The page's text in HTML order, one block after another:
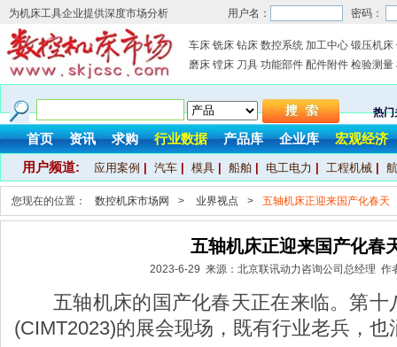
为机床工具企业提供深度市场分析 用户名： 密码：
车床 铣床 钻床 数控系统 加工中心 锻压机床
磨床 镗床 刀具 功能部件 配件附件 检验测量
热门
首页 资讯 求购 行业数据 产品库 企业库 宏观经济
用户频道: 应用案例 汽车 模具 船舶 电工电力 工程机械
您现在的位置： 数控机床市场网 > 业界视点 > 五轴机床正迎来国产化春天
五轴机床正迎来国产化春
2023-6-29 来源：北京联讯动力咨询公司总经理 作
五轴机床的国产化春天正在来临。第十
(CIMT2023)的展会现场，既有行业老兵，